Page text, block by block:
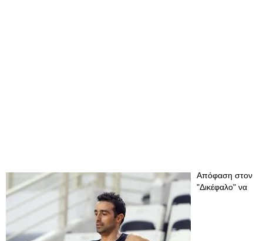
Απόφαση στον
"Δικέφαλο" να